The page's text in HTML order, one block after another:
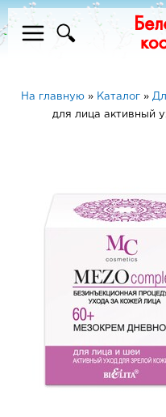
На главную » Каталог »
для лица активный